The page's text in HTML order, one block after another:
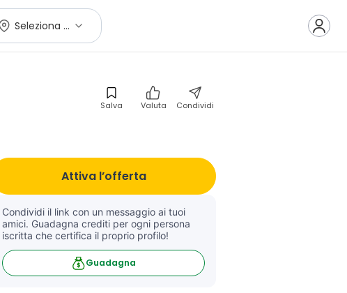
Seleziona città
Salva Valuta Condividi
Attiva l’offerta
Condividi il link con un messaggio ai tuoi
amici. Guadagna crediti per ogni persona
iscritta che certifica il proprio profilo!
Guadagna